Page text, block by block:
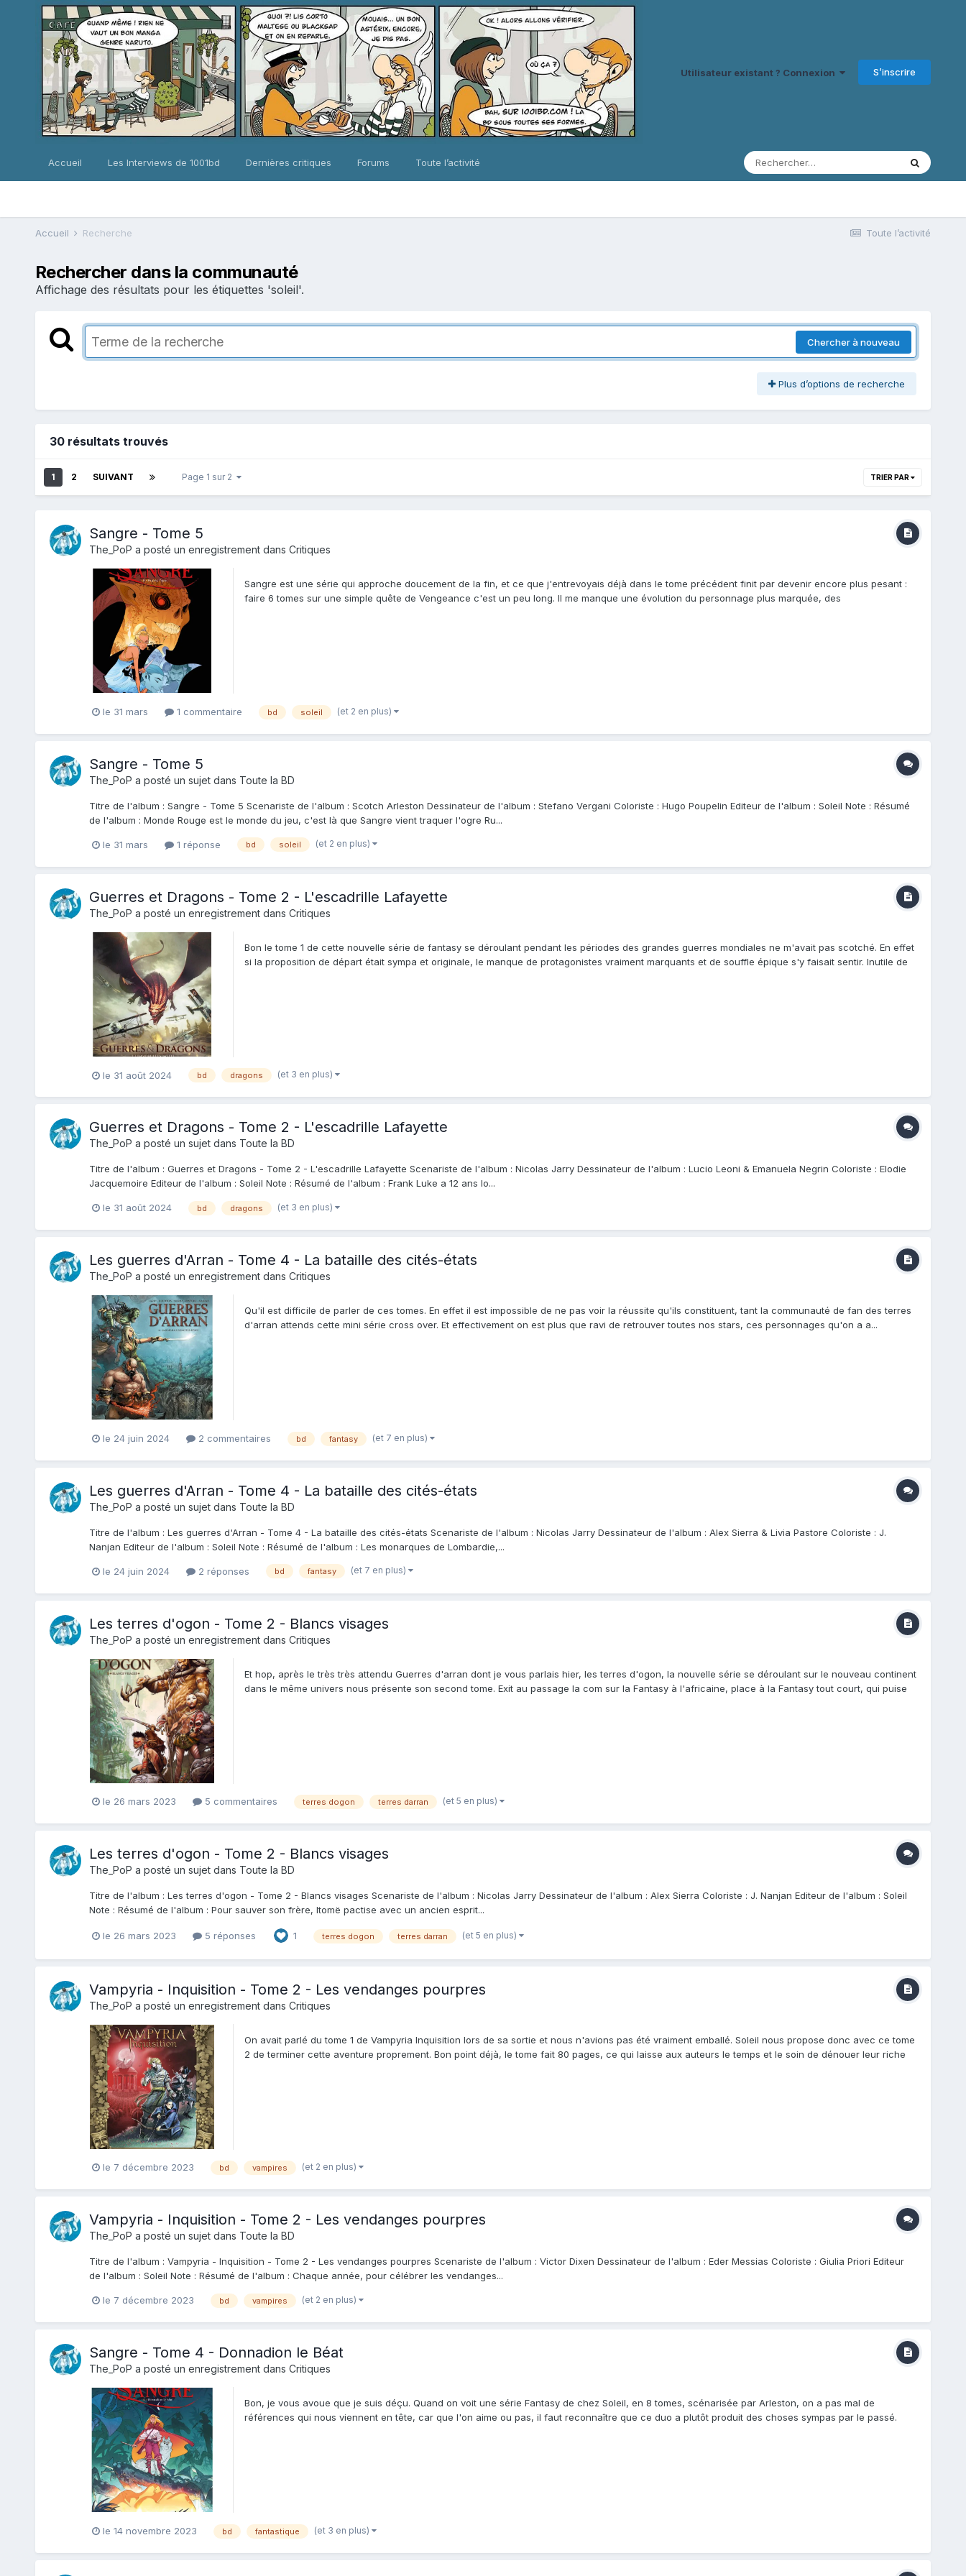
Utilisateur existant ? Connexion S’inscrire
Accueil Les Interviews de 1001bd Dernières critiques Forums Toute l’activité
Toute l’activité
Accueil Recherche
Rechercher dans la communauté
Affichage des résultats pour les étiquettes 'soleil'.
Chercher à nouveau
Plus d’options de recherche
30 résultats trouvés
1 2 SUIVANT Page 1 sur 2 TRIER PAR
Sangre - Tome 5
The_PoP a posté un enregistrement dans Critiques
Sangre est une série qui approche doucement de la fin, et ce que j'entrevoyais déjà dans le tome précédent finit par devenir encore plus pesant :
faire 6 tomes sur une simple quête de Vengeance c'est un peu long. Il me manque une évolution du personnage plus marquée, des
le 31 mars 1 commentaire bd soleil (et 2 en plus)
Sangre - Tome 5
The_PoP a posté un sujet dans Toute la BD
Titre de l'album : Sangre - Tome 5 Scenariste de l'album : Scotch Arleston Dessinateur de l'album : Stefano Vergani Coloriste : Hugo Poupelin Editeur de l'album : Soleil Note : Résumé
de l'album : Monde Rouge est le monde du jeu, c'est là que Sangre vient traquer l'ogre Ru...
le 31 mars 1 réponse bd soleil (et 2 en plus)
Guerres et Dragons - Tome 2 - L'escadrille Lafayette
The_PoP a posté un enregistrement dans Critiques
Bon le tome 1 de cette nouvelle série de fantasy se déroulant pendant les périodes des grandes guerres mondiales ne m'avait pas scotché. En effet
si la proposition de départ était sympa et originale, le manque de protagonistes vraiment marquants et de souffle épique s'y faisait sentir. Inutile de
le 31 août 2024 bd dragons (et 3 en plus)
Guerres et Dragons - Tome 2 - L'escadrille Lafayette
The_PoP a posté un sujet dans Toute la BD
Titre de l'album : Guerres et Dragons - Tome 2 - L'escadrille Lafayette Scenariste de l'album : Nicolas Jarry Dessinateur de l'album : Lucio Leoni & Emanuela Negrin Coloriste : Elodie
Jacquemoire Editeur de l'album : Soleil Note : Résumé de l'album : Frank Luke a 12 ans lo...
le 31 août 2024 bd dragons (et 3 en plus)
Les guerres d'Arran - Tome 4 - La bataille des cités-états
The_PoP a posté un enregistrement dans Critiques
Qu'il est difficile de parler de ces tomes. En effet il est impossible de ne pas voir la réussite qu'ils constituent, tant la communauté de fan des terres
d'arran attends cette mini série cross over. Et effectivement on est plus que ravi de retrouver toutes nos stars, ces personnages qu'on a a...
le 24 juin 2024 2 commentaires bd fantasy (et 7 en plus)
Les guerres d'Arran - Tome 4 - La bataille des cités-états
The_PoP a posté un sujet dans Toute la BD
Titre de l'album : Les guerres d'Arran - Tome 4 - La bataille des cités-états Scenariste de l'album : Nicolas Jarry Dessinateur de l'album : Alex Sierra & Livia Pastore Coloriste : J.
Nanjan Editeur de l'album : Soleil Note : Résumé de l'album : Les monarques de Lombardie,...
le 24 juin 2024 2 réponses bd fantasy (et 7 en plus)
Les terres d'ogon - Tome 2 - Blancs visages
The_PoP a posté un enregistrement dans Critiques
Et hop, après le très très attendu Guerres d'arran dont je vous parlais hier, les terres d'ogon, la nouvelle série se déroulant sur le nouveau continent
dans le même univers nous présente son second tome. Exit au passage la com sur la Fantasy à l'africaine, place à la Fantasy tout court, qui puise
le 26 mars 2023 5 commentaires terres dogon terres darran (et 5 en plus)
Les terres d'ogon - Tome 2 - Blancs visages
The_PoP a posté un sujet dans Toute la BD
Titre de l'album : Les terres d'ogon - Tome 2 - Blancs visages Scenariste de l'album : Nicolas Jarry Dessinateur de l'album : Alex Sierra Coloriste : J. Nanjan Editeur de l'album : Soleil
Note : Résumé de l'album : Pour sauver son frère, Itomë pactise avec un ancien esprit...
le 26 mars 2023 5 réponses 1 terres dogon terres darran (et 5 en plus)
Vampyria - Inquisition - Tome 2 - Les vendanges pourpres
The_PoP a posté un enregistrement dans Critiques
On avait parlé du tome 1 de Vampyria Inquisition lors de sa sortie et nous n'avions pas été vraiment emballé. Soleil nous propose donc avec ce tome
2 de terminer cette aventure proprement. Bon point déjà, le tome fait 80 pages, ce qui laisse aux auteurs le temps et le soin de dénouer leur riche
le 7 décembre 2023 bd vampires (et 2 en plus)
Vampyria - Inquisition - Tome 2 - Les vendanges pourpres
The_PoP a posté un sujet dans Toute la BD
Titre de l'album : Vampyria - Inquisition - Tome 2 - Les vendanges pourpres Scenariste de l'album : Victor Dixen Dessinateur de l'album : Eder Messias Coloriste : Giulia Priori Editeur
de l'album : Soleil Note : Résumé de l'album : Chaque année, pour célébrer les vendanges...
le 7 décembre 2023 bd vampires (et 2 en plus)
Sangre - Tome 4 - Donnadion le Béat
The_PoP a posté un enregistrement dans Critiques
Bon, je vous avoue que je suis déçu. Quand on voit une série Fantasy de chez Soleil, en 8 tomes, scénarisée par Arleston, on a pas mal de
références qui nous viennent en tête, car que l'on aime ou pas, il faut reconnaître que ce duo a plutôt produit des choses sympas par le passé.
le 14 novembre 2023 bd fantastique (et 3 en plus)